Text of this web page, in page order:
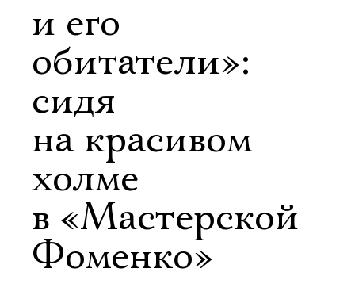
и его
обитатели»:
сидя
на красивом
холме
в «Мастерской
Фоменко»